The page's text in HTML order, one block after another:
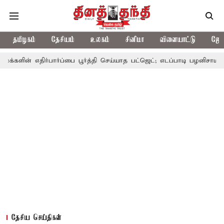
தமிழகம் தேசியம் உலகம் சினிமா விளையாட்டு
பூர்த்தி செய்யாத பட்ஜெட்; எடப்பாடி பழனிசாமி
தேசிய செய்திகள்